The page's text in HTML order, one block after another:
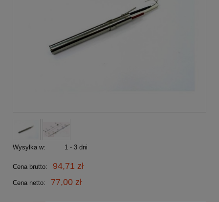
Wysyłka w: 1 - 3 dni
Cena brutto: 94,71 zł
Cena netto: 77,00 zł